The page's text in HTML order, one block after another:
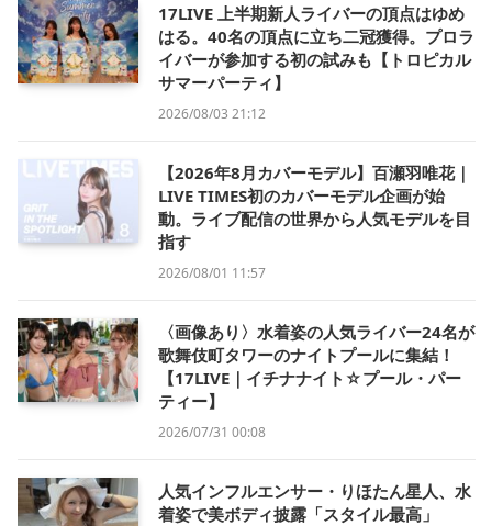
17LIVE 上半期新人ライバーの頂点はゆめ
はる。40名の頂点に立ち二冠獲得。プロラ
イバーが参加する初の試みも【トロピカル
サマーパーティ】
2026/08/03 21:12
【2026年8月カバーモデル】百瀬羽唯花｜
LIVE TIMES初のカバーモデル企画が始
動。ライブ配信の世界から人気モデルを目
指す
2026/08/01 11:57
〈画像あり〉水着姿の人気ライバー24名が
歌舞伎町タワーのナイトプールに集結！
【17LIVE｜イチナナイト☆プール・パー
ティー】
2026/07/31 00:08
人気インフルエンサー・りほたん星人、水
着姿で美ボディ披露「スタイル最高」